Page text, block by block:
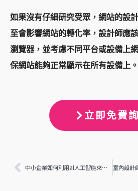
如果沒有仔細研究受眾，網站的設
至會影響網站的轉化率，設計師應
瀏覽器，並考慮不同平台或設備上
保網站能夠正常顯示在所有設備上。
立即免費
中小企業如何利用aI人工智能來提升競爭力